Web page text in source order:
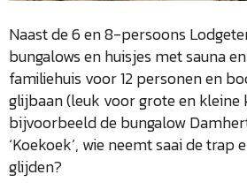
Naast de 6 en 8-persoons
bungalows en huisjes met sauna
familiehuis voor 12 personen en
glijbaan (leuk voor grote en kleine
bijvoorbeeld de bungalow
‘Koekoek’, wie neemt saai de trap
glijden?